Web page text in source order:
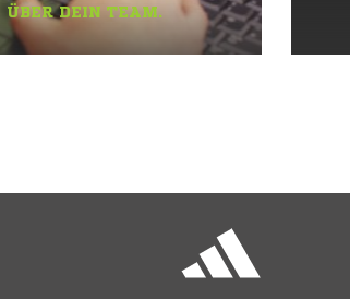
ÜBER DEIN TEAM.